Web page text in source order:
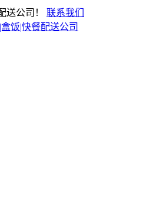
送公司！ 联系我们